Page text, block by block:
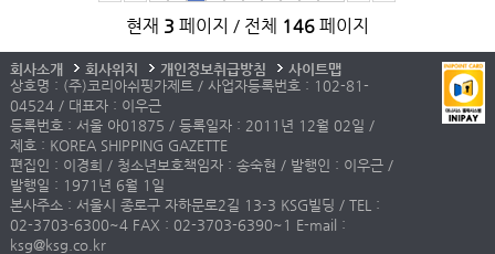
현재 3 페이지 / 전체 146페이지
회사소개 회사위치 개인정보취급방침
사이트맵
상호명 : (주)코리아쉬핑가제트 / 사업자등록번호 : 102-81-
04524 / 대표자 : 이우근
등록번호 : 서울 아01875 / 등록일자 : 2011년 12월 02일 /
제호 : KOREA SHIPPING GAZETTE
편집인 : 이경희 / 청소년보호책임자 : 송숙현 / 발행인 : 이우근 /
발행일 : 1971년 6월 1일
본사주소 : 서울시 종로구 자하문로2길 13-3 KSG빌딩 / TEL :
02-3703-6300~4 FAX : 02-3703-6390~1 E-mail :
ksg@ksg.co.kr